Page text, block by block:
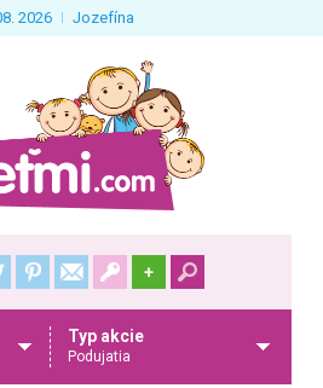
2026 Jozefína
+
Typ akcie
Podujatia